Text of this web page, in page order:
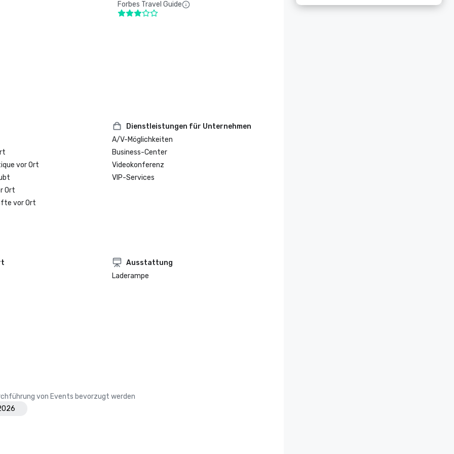
Forbes Travel Guide
vor Ort
Ort
vor Ort
Dienstleistungen für Unternehmen
A/V-Möglichkeiten
Business-Center
Videokonferenz
VIP-Services
Ausstattung
Laderampe
von Events bevorzugt werden